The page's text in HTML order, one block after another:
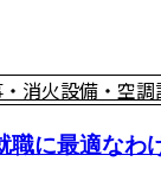
消火設備・空
職に最適なわ